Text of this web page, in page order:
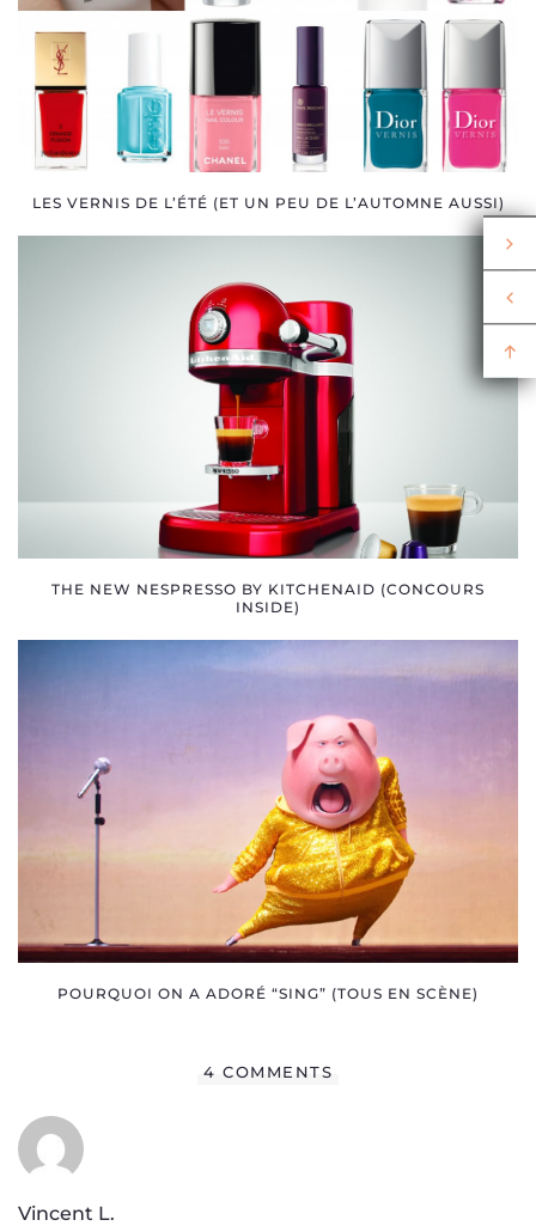
LES VERNIS DE L’ÉTÉ (ET UN PEU DE L’AUTOMNE AUSSI)
THE NEW NESPRESSO BY KITCHENAID (CONCOURS
INSIDE)
POURQUOI ON A ADORÉ “SING” (TOUS EN SCÈNE)
4 COMMENTS
Vincent L.